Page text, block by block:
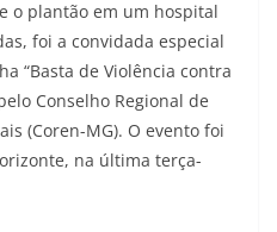
o plantão em um hospital
foi a convidada especial
“Basta de Violência contra
Conselho Regional de
(Coren-MG). O evento foi
na última terça-